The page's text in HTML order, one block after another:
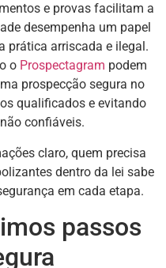
e provas facilitam a
desempenha um papel
prática arriscada e ilegal.
o Prospectagram podem
prospecção segura no
qualificados e evitando
confiáveis.
claro, quem precisa
dentro da lei sabe
em cada etapa.
passos